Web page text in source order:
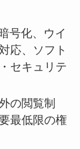
号化、ウイ
応、ソフト
セキュリテ
の閲覧制
最低限の権